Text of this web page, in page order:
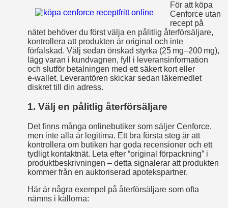
För att köpa
Cenforce utan
recept på
nätet behöver du först välja en pålitlig återförsäljare,
kontrollera att produkten är original och inte
förfalskad. Välj sedan önskad styrka (25 mg–200 mg),
lägg varan i kundvagnen, fyll i leveransinformation
och slutför betalningen med ett säkert kort eller
e‑wallet. Leverantören skickar sedan läkemedlet
diskret till din adress.
1. Välj en pålitlig återförsäljare
Det finns många onlinebutiker som säljer Cenforce,
men inte alla är legitima. Ett bra första steg är att
kontrollera om butiken har goda recensioner och ett
tydligt kontaktnät. Leta efter “original förpackning” i
produktbeskrivningen – detta signalerar att produkten
kommer från en auktoriserad apotekspartner.
Här är några exempel på återförsäljare som ofta
nämns i källorna: